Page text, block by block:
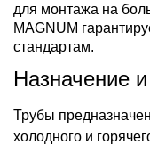
для монтажа на
MAGNUM
стандартам.
Назначение
Трубы
холодного и